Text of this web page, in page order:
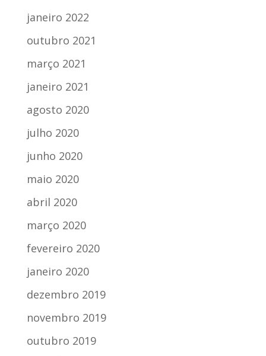
janeiro 2022
outubro 2021
março 2021
janeiro 2021
agosto 2020
julho 2020
junho 2020
maio 2020
abril 2020
março 2020
fevereiro 2020
janeiro 2020
dezembro 2019
novembro 2019
outubro 2019